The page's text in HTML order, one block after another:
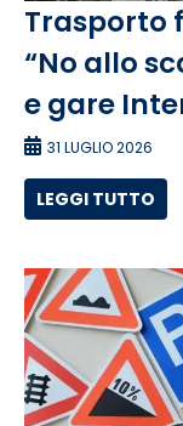
Trasporto
“No allo
e gare
31 LUGLIO 2026
LEGGI TUTTO